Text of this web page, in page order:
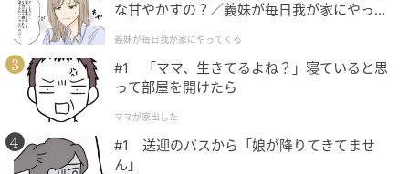
リョーユーパン ザクザクシュガークッキーデ
ニッシュ 袋1個
な甘やかすの？／義妹が毎日我が家にやって
が】
義妹が毎日我が家にやってくる
#1 「ママ、生きてるよね？」寝ていると思
って部屋を開けたら
ママが家出した
#1 送迎のバスから「娘が降りてきてませ
ん」